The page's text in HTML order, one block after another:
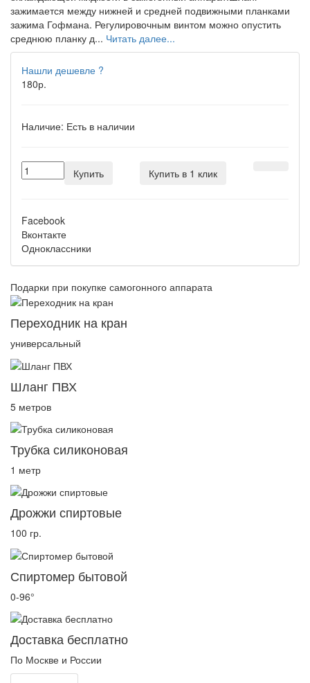
зажимается между нижней и средней подвижными планками
зажима Гофмана. Регулировочным винтом можно опустить
среднюю планку д... Читать далее...
Нашли дешевле ?
180р.
Наличие: Есть в наличии
Купить Купить в 1 клик
Facebook
Вконтакте
Одноклассники
Подарки при покупке самогонного аппарата
Переходник на кран
универсальный
Шланг ПВХ
5 метров
Трубка силиконовая
1 метр
Дрожжи спиртовые
100 гр.
Спиртомер бытовой
0-96°
Доставка бесплатно
По Москве и России